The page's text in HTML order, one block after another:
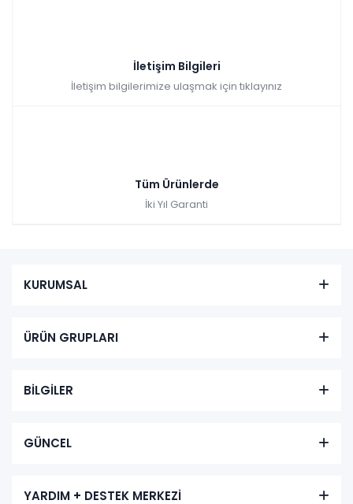
İletişim Bilgileri
İletişim bilgilerimize ulaşmak için tıklayınız
Tüm Ürünlerde
İki Yıl Garanti
KURUMSAL
ÜRÜN GRUPLARI
BİLGİLER
GÜNCEL
YARDIM + DESTEK MERKEZİ